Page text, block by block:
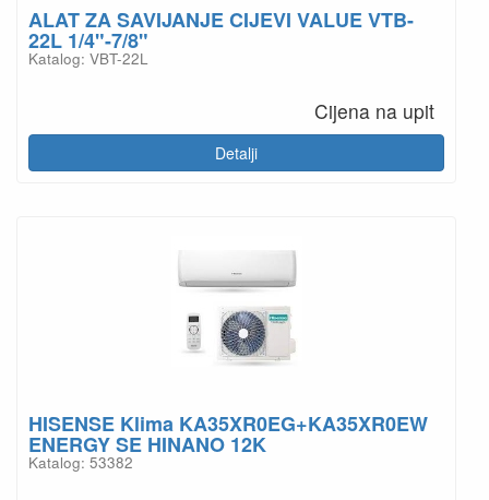
ALAT ZA SAVIJANJE CIJEVI VALUE VTB-
22L 1/4"-7/8"
Katalog: VBT-22L
Cijena na upit
Detalji
HISENSE Klima KA35XR0EG+KA35XR0EW
ENERGY SE HINANO 12K
Katalog: 53382